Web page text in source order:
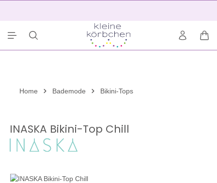
Home Bademode Bikini-Tops
INASKA Bikini-Top Chill
Bildergalerie überspringen